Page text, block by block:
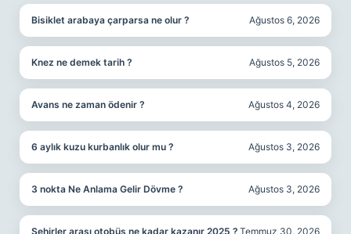
Bisiklet arabaya çarparsa ne olur ? Ağustos 6, 2026
Knez ne demek tarih ? Ağustos 5, 2026
Avans ne zaman ödenir ? Ağustos 4, 2026
6 aylık kuzu kurbanlık olur mu ? Ağustos 3, 2026
3 nokta Ne Anlama Gelir Dövme ? Ağustos 3, 2026
Şehirler arası otobüs ne kadar kazanır 2025 ? Temmuz 30, 2026